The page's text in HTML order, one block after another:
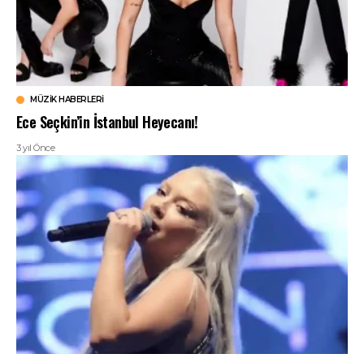
MÜZIK HABERLERI
Ece Seçkin’in İstanbul Heyecanı!
3 yıl Önce